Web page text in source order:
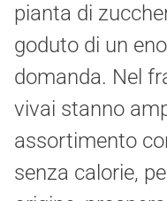
pianta di
goduto di un
domanda. Nel
vivai stanno
assortimento
senza calorie,